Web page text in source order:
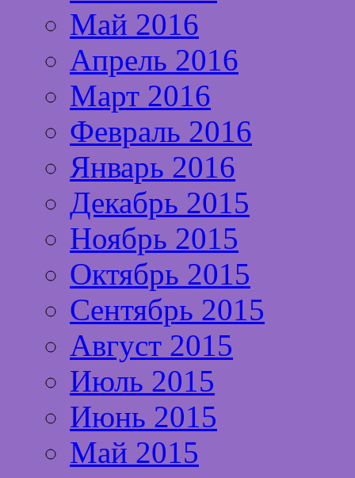
Май 2016
Апрель 2016
Март 2016
Февраль 2016
Январь 2016
Декабрь 2015
Ноябрь 2015
Октябрь 2015
Сентябрь 2015
Август 2015
Июль 2015
Июнь 2015
Май 2015